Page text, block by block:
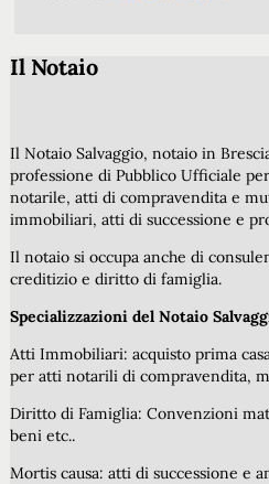
Il Notaio
Il Notaio Salvaggio, notaio in
professione di Pubblico Ufficiale
notarile, atti di compravendita e
immobiliari, atti di successione e
Il notaio si occupa anche di
creditizio e diritto di famiglia.
Specializzazioni del Notaio
Atti Immobiliari: acquisto prima
per atti notarili di compravendita,
Diritto di Famiglia: Convenzioni
beni etc..
Mortis causa: atti di successione e